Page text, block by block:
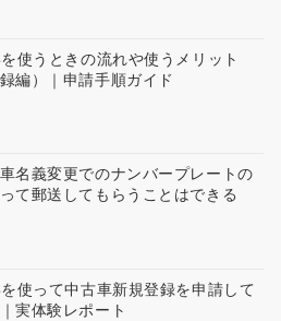
使うときの流れや使うメリット
録編）｜申請手順ガイド
名義変更でのナンバープレートの
て郵送してもらうことはできる
使って中古車新規登録を申請して
実体験レポート